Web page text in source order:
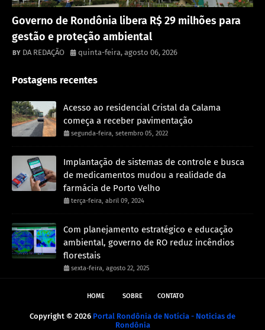
Governo de Rondônia libera R$ 29 milhões para
gestão e proteção ambiental
DA REDAÇÃO quinta-feira, agosto 06, 2026
Postagens recentes
Acesso ao residencial Cristal da Calama
começa a receber pavimentação
segunda-feira, setembro 05, 2022
Implantação de sistemas de controle e busca
de medicamentos mudou a realidade da
farmácia de Porto Velho
terça-feira, abril 09, 2024
Com planejamento estratégico e educação
ambiental, governo de RO reduz incêndios
florestais
sexta-feira, agosto 22, 2025
HOME SOBRE CONTATO
Copyright © 2026 Portal Rondônia de Notícia - Noticias de
Rondônia